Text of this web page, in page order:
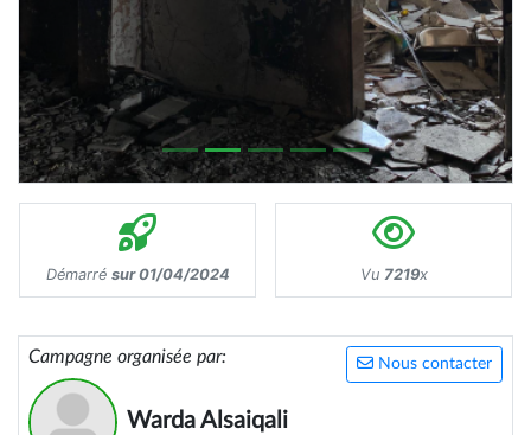
Démarré sur 01/04/2024 Vu 7219x
Nous contacter
Campagne organisée par:
Warda Alsaiqali